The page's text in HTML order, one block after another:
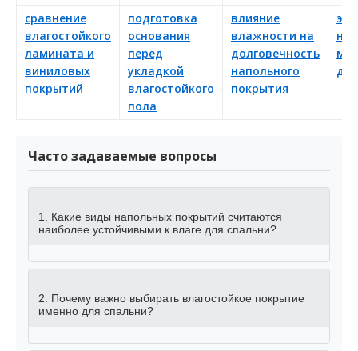
сравнение
влагостойкого
ламината и
виниловых
покрытий
подготовка
основания
перед
укладкой
влагостойкого
пола
влияние
влажности на
долговечность
напольного
покрытия
Часто задаваемые вопросы
1. Какие виды напольных покрытий считаются
наиболее устойчивыми к влаге для спальни?
2. Почему важно выбирать влагостойкое покрытие
именно для спальни?